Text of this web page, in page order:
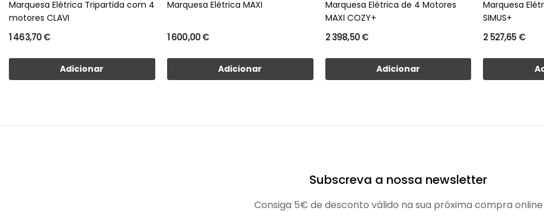
Marquesa Elétrica Tripartida com 4
motores CLAVI
1 463,70 €
Adicionar
Marquesa Elétrica MAXI
1 600,00 €
Adicionar
Marquesa Elétrica de 4 Motores
MAXI COZY+
2 398,50 €
Adicionar
Marquesa
SIMUS+
2 527,65 €
Subscreva a nossa newsletter
Consiga 5€ de desconto válido na sua próxima compra online